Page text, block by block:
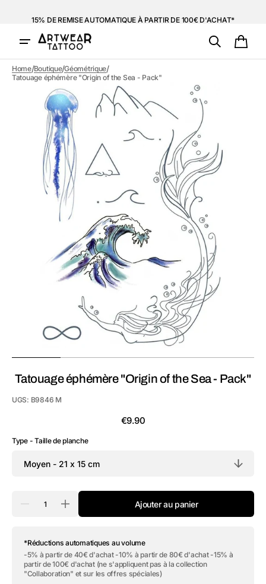
Ouvrir
1
des
supports
dans
galerie
Home/Boutique/Géométrique/
Tatouage éphémère "Origin of the Sea - Pack"
Tatouage éphémère "Origin of the Sea - Pack"
UGS: B9846 M
Prix
€9.90
Type - Taille de planche
Réduire
Tatouage
éphémère
&quot;Origin
of
the
Augmenter
Tatouage
éphémère
&quot;Origin
of
the
Ajouter au panier
*Réductions automatiques au volume
-5% à partir de 40€ d'achat -10% à partir de 80€ d'achat -15% à
partir de 100€ d'achat (ne s'appliquent pas à la collection
"Collaboration" et sur les offres spéciales)